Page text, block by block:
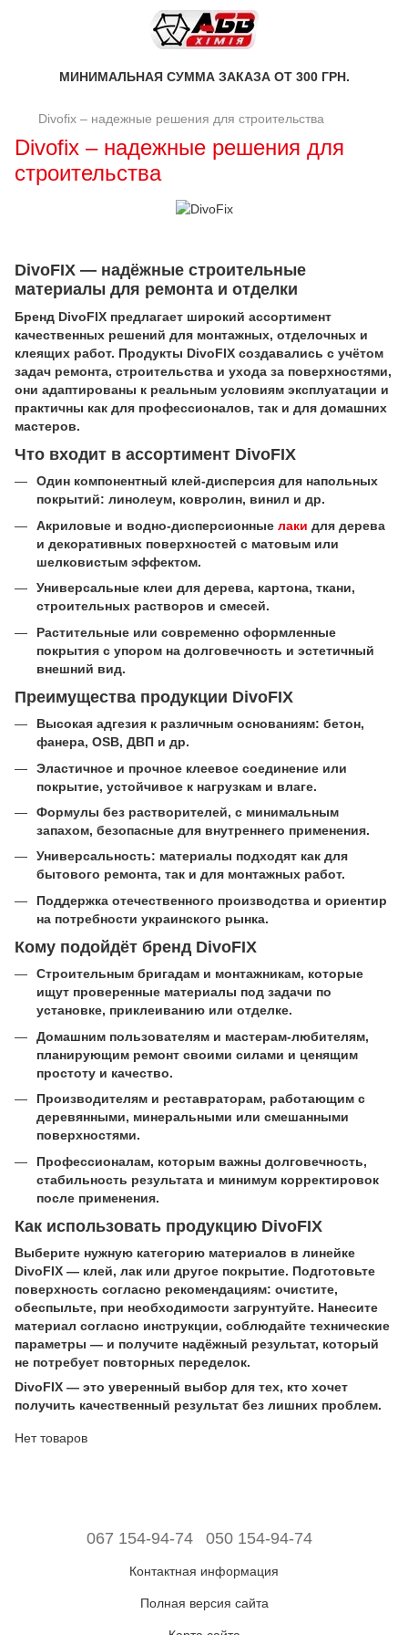
МИНИМАЛЬНАЯ СУММА ЗАКАЗА ОТ 300 ГРН.
Divofix – надежные решения для строительства
Divofix – надежные решения для
строительства
DivoFIX — надёжные строительные
материалы для ремонта и отделки
Бренд DivoFIX предлагает широкий ассортимент
качественных решений для монтажных, отделочных и
клеящих работ. Продукты DivoFIX создавались с учётом
задач ремонта, строительства и ухода за поверхностями,
они адаптированы к реальным условиям эксплуатации и
практичны как для профессионалов, так и для домашних
мастеров.
Что входит в ассортимент DivoFIX
Один компонентный клей‑дисперсия для напольных
покрытий: линолеум, ковролин, винил и др.
Акриловые и водно‑дисперсионные лаки для дерева
и декоративных поверхностей с матовым или
шелковистым эффектом.
Универсальные клеи для дерева, картона, ткани,
строительных растворов и смесей.
Растительные или современно оформленные
покрытия с упором на долговечность и эстетичный
внешний вид.
Преимущества продукции DivoFIX
Высокая адгезия к различным основаниям: бетон,
фанера, OSB, ДВП и др.
Эластичное и прочное клеевое соединение или
покрытие, устойчивое к нагрузкам и влаге.
Формулы без растворителей, с минимальным
запахом, безопасные для внутреннего применения.
Универсальность: материалы подходят как для
бытового ремонта, так и для монтажных работ.
Поддержка отечественного производства и ориентир
на потребности украинского рынка.
Кому подойдёт бренд DivoFIX
Строительным бригадам и монтажникам, которые
ищут проверенные материалы под задачи по
установке, приклеиванию или отделке.
Домашним пользователям и мастерам‑любителям,
планирующим ремонт своими силами и ценящим
простоту и качество.
Производителям и реставраторам, работающим с
деревянными, минеральными или смешанными
поверхностями.
Профессионалам, которым важны долговечность,
стабильность результата и минимум корректировок
после применения.
Как использовать продукцию DivoFIX
Выберите нужную категорию материалов в линейке
DivoFIX — клей, лак или другое покрытие. Подготовьте
поверхность согласно рекомендациям: очистите,
обеспыльте, при необходимости загрунтуйте. Нанесите
материал согласно инструкции, соблюдайте технические
параметры — и получите надёжный результат, который
не потребует повторных переделок.
DivoFIX — это уверенный выбор для тех, кто хочет
получить качественный результат без лишних проблем.
Нет товаров
067 154-94-74 050 154-94-74
Контактная информация
Полная версия сайта